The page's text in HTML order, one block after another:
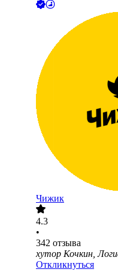
Чижик
4.3
•
342 отзыва
хутор Кочкин,
Откликнуться